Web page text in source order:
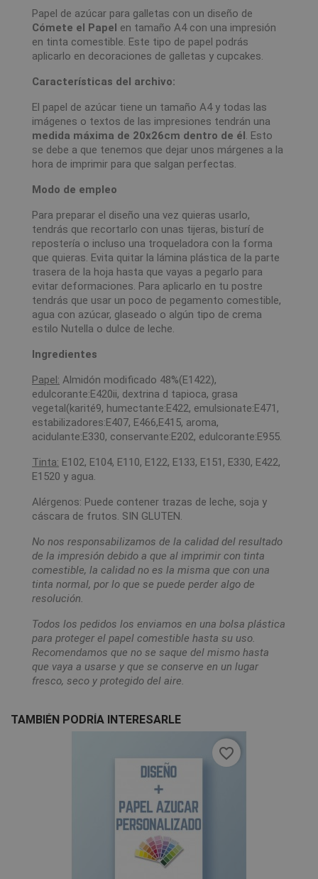
Papel de azúcar para galletas con un diseño de
Cómete el Papel en tamaño A4 con una impresión
en tinta comestible. Este tipo de papel podrás
aplicarlo en decoraciones de galletas y cupcakes.
Características del archivo:
El papel de azúcar tiene un tamaño A4 y todas las
imágenes o textos de las impresiones tendrán una
medida máxima de 20x26cm dentro de él. Esto
se debe a que tenemos que dejar unos márgenes a la
hora de imprimir para que salgan perfectas.
Modo de empleo
Para preparar el diseño una vez quieras usarlo,
tendrás que recortarlo con unas tijeras, bisturí de
repostería o incluso una troqueladora con la forma
que quieras. Evita quitar la lámina plástica de la parte
trasera de la hoja hasta que vayas a pegarlo para
evitar deformaciones. Para aplicarlo en tu postre
tendrás que usar un poco de pegamento comestible,
agua con azúcar, glaseado o algún tipo de crema
estilo Nutella o dulce de leche.
Ingredientes
Papel: Almidón modificado 48%(E1422),
edulcorante:E420ii, dextrina d tapioca, grasa
vegetal(karité9, humectante:E422, emulsionate:E471,
estabilizadores:E407, E466,E415, aroma,
acidulante:E330, conservante:E202, edulcorante:E955.
Tinta: E102, E104, E110, E122, E133, E151, E330, E422,
E1520 y agua.
Alérgenos: Puede contener trazas de leche, soja y
cáscara de frutos. SIN GLUTEN.
No nos responsabilizamos de la calidad del resultado
de la impresión debido a que al imprimir con tinta
comestible, la calidad no es la misma que con una
tinta normal, por lo que se puede perder algo de
resolución.
Todos los pedidos los enviamos en una bolsa plástica
para proteger el papel comestible hasta su uso.
Recomendamos que no se saque del mismo hasta
que vaya a usarse y que se conserve en un lugar
fresco, seco y protegido del aire.
TAMBIÉN PODRÍA INTERESARLE
favorite_border